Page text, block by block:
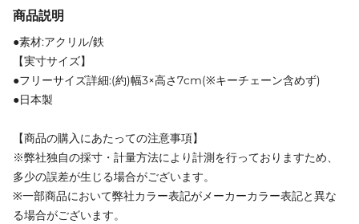
商品説明
●素材:アクリル/鉄
【実寸サイズ】
●フリーサイズ詳細:(約)幅3×高さ7cm(※キーチェーン含めず)
●日本製
【商品の購入にあたっての注意事項】
※弊社独自の採寸・計量方法により計測を行っておりますため、
多少の誤差が生じる場合がございます。
※一部商品において弊社カラー表記がメーカーカラー表記と異な
る場合がございます。